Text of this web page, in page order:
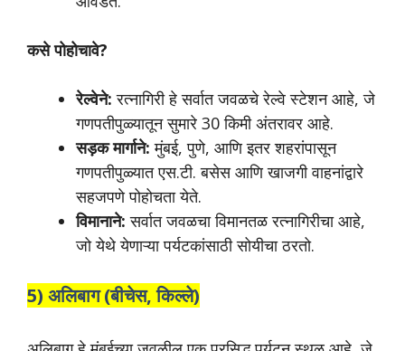
कसे पोहोचावे?
रेल्वेने:रत्नागिरी हे सर्वात जवळचे रेल्वे स्टेशन आहे, जे
गणपतीपुळ्यातून सुमारे 30 किमी अंतरावर आहे.
सड़क मार्गाने: मुंबई, पुणे, आणि इतर शहरांपासून
गणपतीपुळ्यात एस.टी. बसेस आणि खाजगी वाहनांद्वारे
सहजपणे पोहोचता येते.
विमानाने:सर्वात जवळचा विमानतळ रत्नागिरीचा आहे,
जो येथे येणाऱ्या पर्यटकांसाठी सोयीचा ठरतो.
5) अलिबाग (बीचेस, किल्ले)